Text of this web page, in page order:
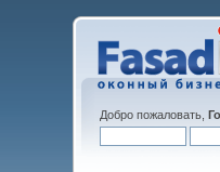
Добро пожаловать,